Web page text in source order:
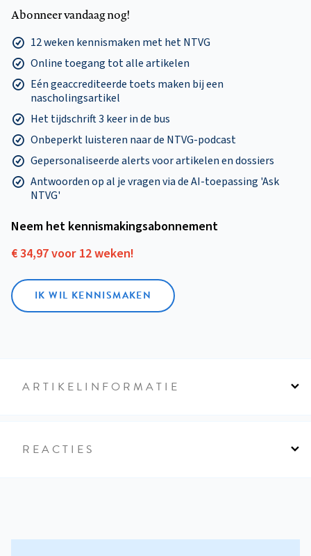
Abonneer vandaag nog!
12 weken kennismaken met het NTVG
Online toegang tot alle artikelen
Eén geaccrediteerde toets maken bij een
nascholingsartikel
Het tijdschrift 3 keer in de bus
Onbeperkt luisteren naar de NTVG-podcast
Gepersonaliseerde alerts voor artikelen en dossiers
Antwoorden op al je vragen via de AI-toepassing 'Ask
NTVG'
Neem het kennismakings­abonnement
€ 34,97 voor 12 weken!
IK WIL KENNISMAKEN
ARTIKELINFORMATIE
REACTIES